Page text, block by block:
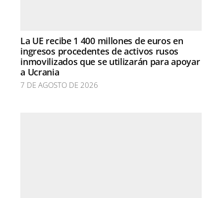
La UE recibe 1 400 millones de euros en
ingresos procedentes de activos rusos
inmovilizados que se utilizarán para apoyar
a Ucrania
7 DE AGOSTO DE 2026